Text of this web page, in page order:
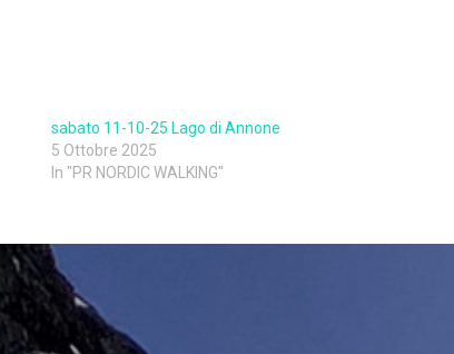
sabato 11-10-25 Lago di Annone
5 Ottobre 2025
In "PR NORDIC WALKING"